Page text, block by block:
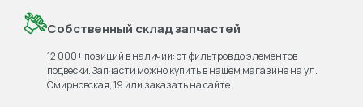
Собственный склад запчастей
12 000+ позиций в наличии: от фильтров до элементов
подвески. Запчасти можно купить в нашем магазине на ул.
Смирновская, 19 или заказать на сайте.